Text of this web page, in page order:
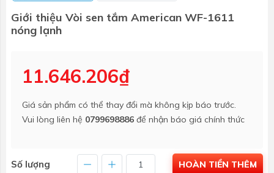
Giới thiệu Vòi sen tắm American WF-1611
nóng lạnh
11.646.206₫
Giá sản phẩm có thể thay đổi mà không kịp báo trước.
Vui lòng liên hệ 0799698886 để nhận báo giá chính thức
Số lượng HOÀN TIỀN THÊM